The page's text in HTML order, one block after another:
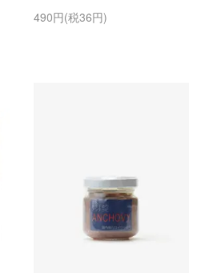
490円(税36円)